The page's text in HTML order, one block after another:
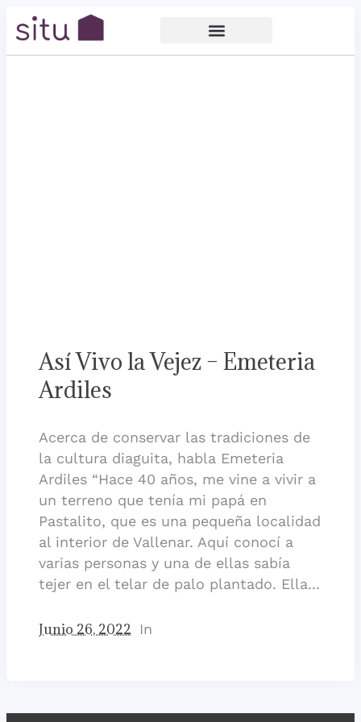
Así Vivo la Vejez – Emeteria
Ardiles
Acerca de conservar las tradiciones de
la cultura diaguita, habla Emeteria
Ardiles “Hace 40 años, me vine a vivir a
un terreno que tenía mi papá en
Pastalito, que es una pequeña localidad
al interior de Vallenar. Aquí conocí a
varias personas y una de ellas sabía
tejer en el telar de palo plantado. Ella...
Junio 26, 2022 In